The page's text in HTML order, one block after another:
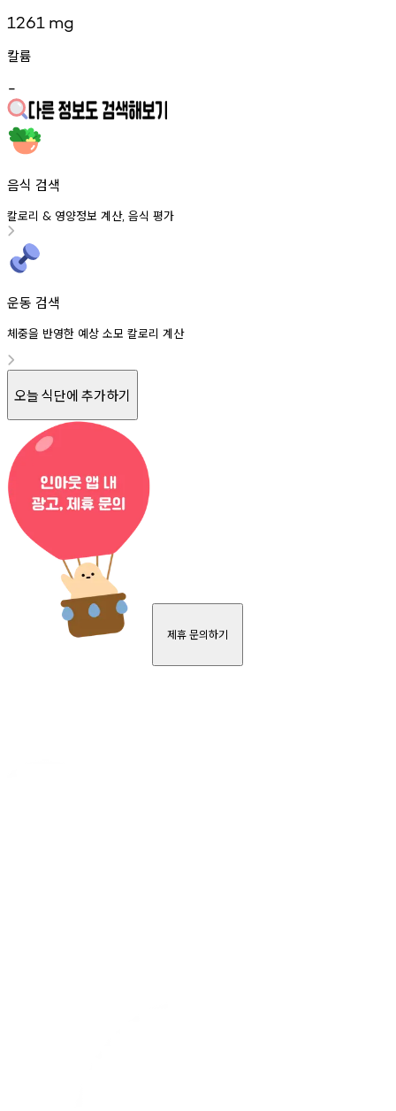
1261 mg
칼륨
-
음식 검색
칼로리 & 영양정보 계산, 음식 평가
운동 검색
체중을 반영한 예상 소모 칼로리 계산
오늘 식단에 추가하기
제휴 문의하기